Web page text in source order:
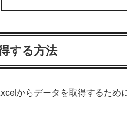
する方法
からデータを取得するため